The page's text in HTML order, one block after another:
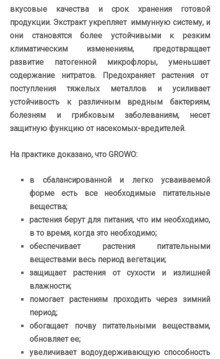
вкусовые качества и срок хранения готовой
продукции. Экстракт укрепляет иммунную систему, и
они становятся более устойчивыми к резким
климатическим изменениям, предотвращает
развитие патогенной микрофлоры, уменьшает
содержание нитратов. Предохраняет растения от
поступления тяжелых металлов и усиливает
устойчивость к различным вредным бактериям,
болезням и грибковым заболеваниям, несет
защитную функцию от насекомых-вредителей.
На практике доказано, что GROWO:
в сбалансированной и легко усваиваемой
форме есть все необходимые питательные
вещества;
растения берут для питания, что им необходимо,
в то время, когда это необходимо;
обеспечивает растения питательными
веществами весь период вегетации;
защищает растения от сухости и излишней
влажности;
помогает растениям проходить через зимний
период;
обогащает почву питательными веществами,
обновляет ее;
увеличивает водоудерживающую способность